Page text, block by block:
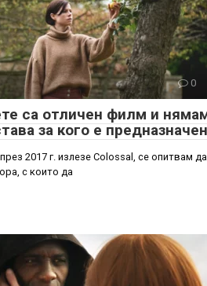
0
са отличен филм и
за кого е предназначен
2017 г. излезе Colossal, се опитвам да
с които да